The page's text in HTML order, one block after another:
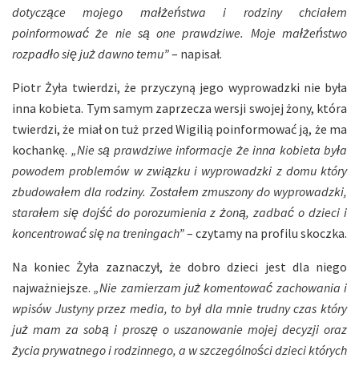
dotyczące mojego małżeństwa i rodziny chciałem
poinformować że nie są one prawdziwe. Moje małżeństwo
rozpadło się już dawno temu”– napisał.
Piotr Żyła twierdzi, że przyczyną jego wyprowadzki nie była
inna kobieta. Tym samym zaprzecza wersji swojej żony, która
twierdzi, że miał on tuż przed Wigilią poinformować ją, że ma
kochankę. „Nie są prawdziwe informacje że inna kobieta była
powodem problemów w związku i wyprowadzki z domu który
zbudowałem dla rodziny. Zostałem zmuszony do wyprowadzki,
starałem się dojść do porozumienia z żoną, zadbać o dzieci i
koncentrować się na treningach”– czytamy na profilu skoczka.
Na koniec Żyła zaznaczył, że dobro dzieci jest dla niego
najważniejsze.„Nie zamierzam już komentować zachowania i
wpisów Justyny przez media, to był dla mnie trudny czas który
już mam za sobą i proszę o uszanowanie mojej decyzji oraz
życia prywatnego i rodzinnego, a w szczególności dzieci których